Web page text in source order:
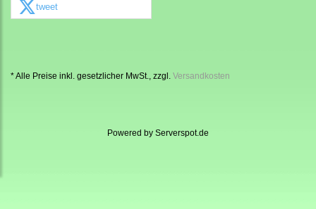
tweet
* Alle Preise inkl. gesetzlicher MwSt., zzgl. Versandkosten
Powered by Serverspot.de